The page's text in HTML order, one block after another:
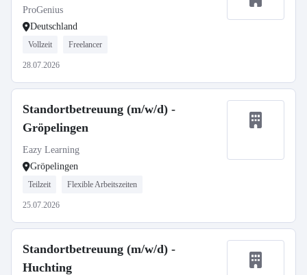
ProGenius
Deutschland
Vollzeit Freelancer
28.07.2026
Standortbetreuung (m/w/d) -
Gröpelingen
Eazy Learning
Gröpelingen
Teilzeit Flexible Arbeitszeiten
25.07.2026
Standortbetreuung (m/w/d) -
Huchting